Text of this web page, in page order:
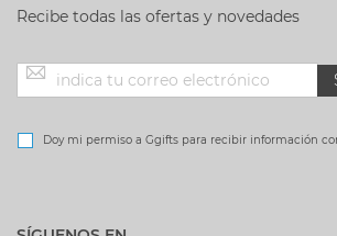
Recibe todas las ofertas y novedades
Inscríbase
a Doy mi permiso a Ggifts para recibir información